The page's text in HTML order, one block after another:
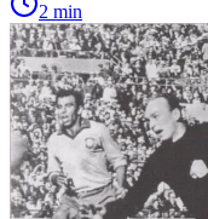
2 min